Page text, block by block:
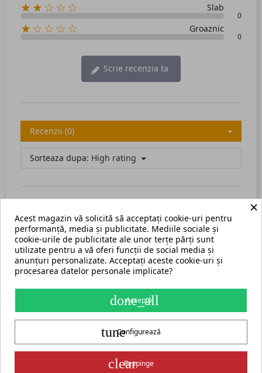
★★☆☆☆ Slab
0
★☆☆☆☆ Groaznic
0
Scrie recenzia ta
Recenzii (0)
Sorteaza dupa: High rating
There are no available reviews.Scrie recenzia ta.
Termeni și condiții Harta site
S.C. ECHIPAMENTE ROMANIA s.r.l.
str. Grigore Ghica Voda nr. 3, Iași, cod postal 700503
contact@cormak.ro
+40 775 333 666
Partener oficial exclusiv al producătorului CORMAK Jerzy Zalewski
pentru piața din România.
✆Contact
×
Acest magazin vă solicită să acceptați cookie-uri pentru
performanță, media și publicitate. Mediile sociale și
cookie-urile de publicitate ale unor terțe părți sunt
utilizate pentru a vă oferi funcții de social media și
anunțuri personalizate. Acceptați aceste cookie-uri și
procesarea datelor personale implicate?
done_all
Acceptă
tuneConfigurează
clearRespinge